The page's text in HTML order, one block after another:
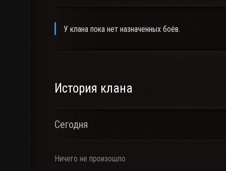
У клана пока нет назначенных боёв.
История клана
Сегодня
Ничего не произошло